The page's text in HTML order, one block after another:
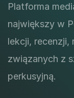
Platforma
największy w
lekcji, recenzji,
związanych z
perkusyjną.